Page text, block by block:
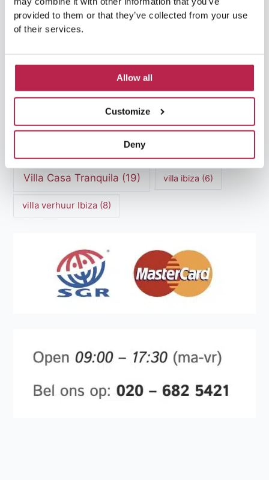
provided to them or that they’ve collected from your use
of their services.
Allow all
Customize
Deny
Luxe Villa Verhuur
Natuurlijke schoonheid Ibiza(6)
Santa Gertrudis(5) Sa Pedrera(5)
Sa Pedrera de Cala d'Hort(5)
Villa Casa Tranquila (19) villa ibiza (6)
villa verhuur Ibiza(8)